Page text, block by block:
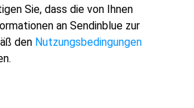
Sie, dass die von Ihnen
an Sendinblue zur
den Nutzungsbedingungen